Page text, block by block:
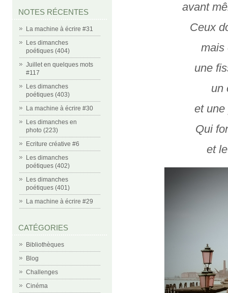
NOTES RÉCENTES
La machine à écrire #31
Les dimanches
poétiques (404)
Juillet en quelques mots
#117
Les dimanches
poétiques (403)
La machine à écrire #30
Les dimanches en
photo (223)
Ecriture créative #6
Les dimanches
poétiques (402)
Les dimanches
poétiques (401)
La machine à écrire #29
CATÉGORIES
Bibliothèques
Blog
Challenges
Cinéma
avant
Ceux
mais
une
un
et
Qui
et